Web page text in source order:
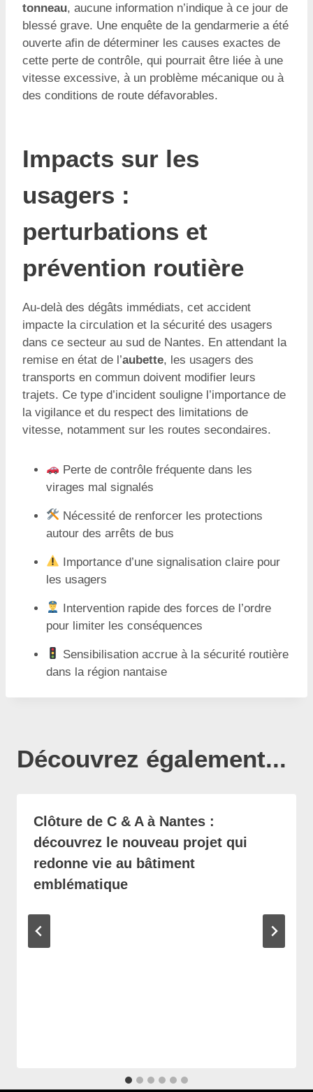
tonneau, aucune information n’indique à ce jour de
blessé grave. Une enquête de la gendarmerie a été
ouverte afin de déterminer les causes exactes de
cette perte de contrôle, qui pourrait être liée à une
vitesse excessive, à un problème mécanique ou à
des conditions de route défavorables.
Impacts sur les
usagers :
perturbations et
prévention routière
Au-delà des dégâts immédiats, cet accident
impacte la circulation et la sécurité des usagers
dans ce secteur au sud de Nantes. En attendant la
remise en état de l’aubette, les usagers des
transports en commun doivent modifier leurs
trajets. Ce type d’incident souligne l’importance de
la vigilance et du respect des limitations de
vitesse, notamment sur les routes secondaires.
Perte de contrôle fréquente dans les
virages mal signalés
Nécessité de renforcer les protections
autour des arrêts de bus
Importance d’une signalisation claire pour
les usagers
Intervention rapide des forces de l’ordre
pour limiter les conséquences
Sensibilisation accrue à la sécurité routière
dans la région nantaise
Découvrez également...
Clôture de C & A à Nantes :
découvrez le nouveau projet qui
redonne vie au bâtiment
emblématique